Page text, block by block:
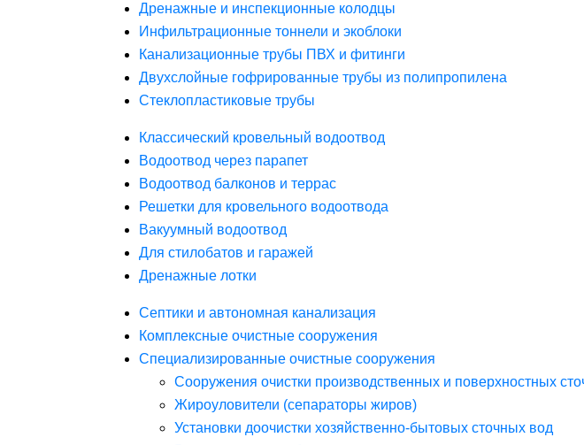
Дренажные и инспекционные колодцы
Инфильтрационные тоннели и экоблоки
Канализационные трубы ПВХ и фитинги
Двухслойные гофрированные трубы из полипропилена
Стеклопластиковые трубы
Классический кровельный водоотвод
Водоотвод через парапет
Водоотвод балконов и террас
Решетки для кровельного водоотвода
Вакуумный водоотвод
Для стилобатов и гаражей
Дренажные лотки
Септики и автономная канализация
Комплексные очистные сооружения
Специализированные очистные сооружения
Сооружения очистки производственных и поверхностных
Жироуловители (сепараторы жиров)
Установки доочистки хозяйственно-бытовых сточных вод